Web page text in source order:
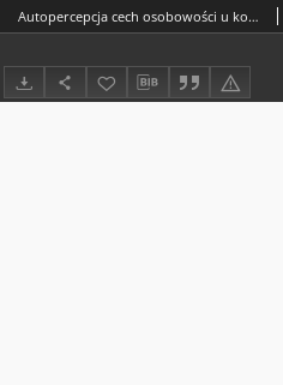
Autopercepcja cech osobowości u kobiet niskolękowych, wysokolękowych i wypierających = Self-perception of personality traits in low-anxious, high-anxious and repressive women /